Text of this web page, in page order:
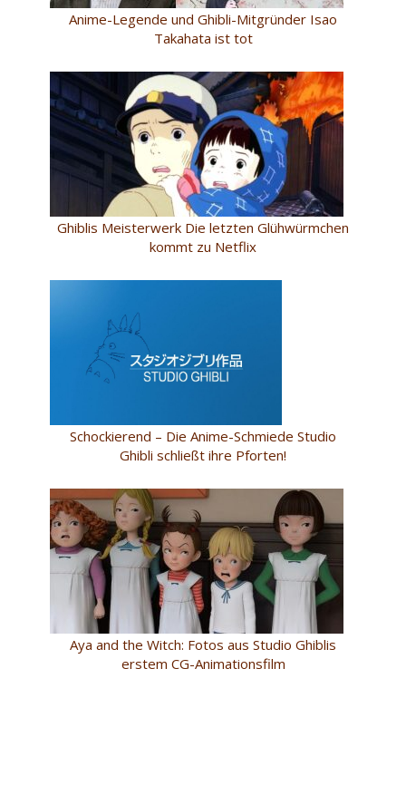
Anime-Legende und Ghibli-Mitgründer Isao
Takahata ist tot
Ghiblis Meisterwerk Die letzten Glühwürmchen
kommt zu Netflix
Schockierend – Die Anime-Schmiede Studio
Ghibli schließt ihre Pforten!
Aya and the Witch: Fotos aus Studio Ghiblis
erstem CG-Animationsfilm